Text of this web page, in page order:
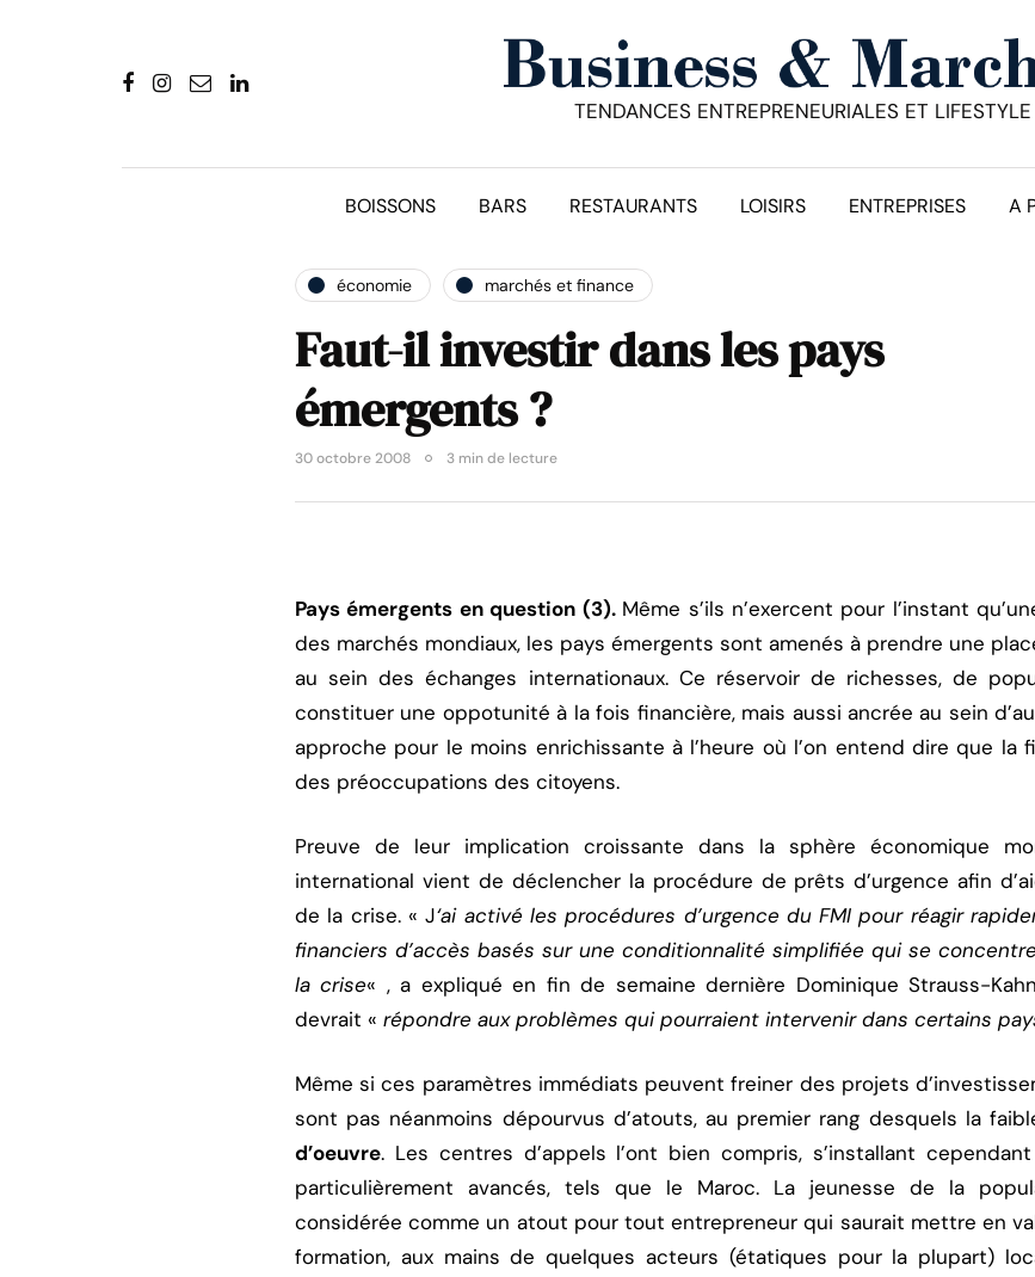
TENDANCES ENTREPRENEURIALES ET LIFESTYLE
BOISSONS BARS RESTAURANTS LOISIRS ENTREPRISES A
économie marchés et finance
Faut-il investir dans les pays
émergents ?
30 octobre 2008 3 min de lecture
Pays émergents en question (3). Même s’ils n’exercent pour l’instant
des marchés mondiaux, les pays émergents sont amenés à prendre une
au sein des échanges internationaux. Ce réservoir de richesses, de
constituer une oppotunité à la fois financière, mais aussi ancrée au sein
approche pour le moins enrichissante à l’heure où l’on entend dire que la
des préoccupations des citoyens.
Preuve de leur implication croissante dans la sphère économique
international vient de déclencher la procédure de prêts d’urgence afin
de la crise. « J‘ai activé les procédures d’urgence du FMI pour réagir
financiers d’accès basés sur une conditionnalité simplifiée qui se
la crise« , a expliqué en fin de semaine dernière Dominique Strauss-
devrait « répondre aux problèmes qui pourraient intervenir dans certains
Même si ces paramètres immédiats peuvent freiner des projets
sont pas néanmoins dépourvus d’atouts, au premier rang desquels la
d’oeuvre. Les centres d’appels l’ont bien compris, s’installant
particulièrement avancés, tels que le Maroc. La jeunesse de la
considérée comme un atout pour tout entrepreneur qui saurait mettre en
formation, aux mains de quelques acteurs (étatiques pour la plupart)